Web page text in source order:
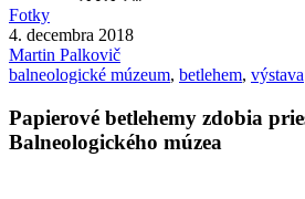
Fotky
4. decembra 2018
Martin Palkovič
balneologické múzeum, betlehem, výstava
Papierové betlehemy zdobia
Balneologického múzea